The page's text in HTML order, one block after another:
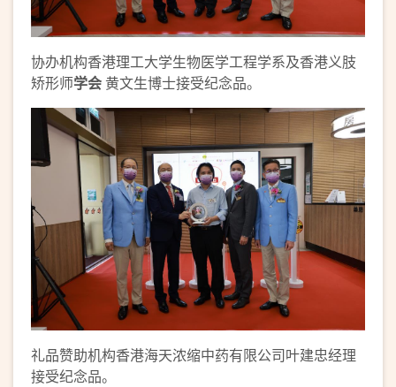
协办机构香港理工大学生物医学工程学系及香港义肢
矫形师学会 黄文生博士接受纪念品。
礼品赞助机构香港海天浓缩中药有限公司叶建忠经理
接受纪念品。